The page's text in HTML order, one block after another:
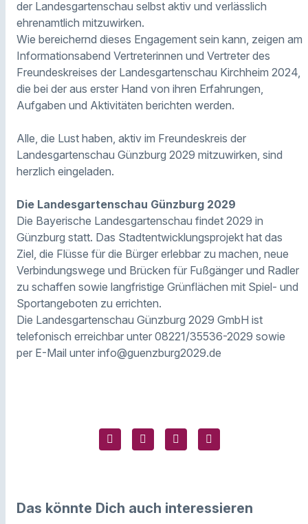
der Landesgartenschau selbst aktiv und verlässlich
ehrenamtlich mitzuwirken.
Wie bereichernd dieses Engagement sein kann, zeigen am
Informationsabend Vertreterinnen und Vertreter des
Freundeskreises der Landesgartenschau Kirchheim 2024,
die bei der aus erster Hand von ihren Erfahrungen,
Aufgaben und Aktivitäten berichten werden.
Alle, die Lust haben, aktiv im Freundeskreis der
Landesgartenschau Günzburg 2029 mitzuwirken, sind
herzlich eingeladen.
Die Landesgartenschau Günzburg 2029
Die Bayerische Landesgartenschau findet 2029 in
Günzburg statt. Das Stadtentwicklungsprojekt hat das
Ziel, die Flüsse für die Bürger erlebbar zu machen, neue
Verbindungswege und Brücken für Fußgänger und Radler
zu schaffen sowie langfristige Grünflächen mit Spiel- und
Sportangeboten zu errichten.
Die Landesgartenschau Günzburg 2029 GmbH ist
telefonisch erreichbar unter 08221/35536-2029 sowie
per E-Mail unter info@guenzburg2029.de
Das könnte Dich auch interessieren